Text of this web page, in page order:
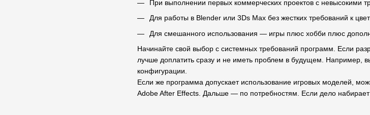
При выполнении первых коммерческих проектов с невысокими
Для работы в Blender или 3Ds Max без жестких требований к
Для смешанного использования — игры плюс хобби плюс
Начинайте свой выбор с системных требований программ. Если
лучше доплатить сразу и не иметь проблем в будущем. Например,
конфигурации.
Если же программа допускает использование игровых моделей,
Adobe After Effects. Дальше — по потребностям. Если дело